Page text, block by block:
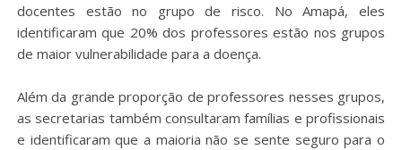
docentes estão no grupo de risco. No Amapá, eles
identificaram que 20% dos professores estão nos grupos
de maior vulnerabilidade para a doença.
Além da grande proporção de professores nesses grupos,
as secretarias também consultaram famílias e profissionais
e identificaram que a maioria não se sente seguro para o